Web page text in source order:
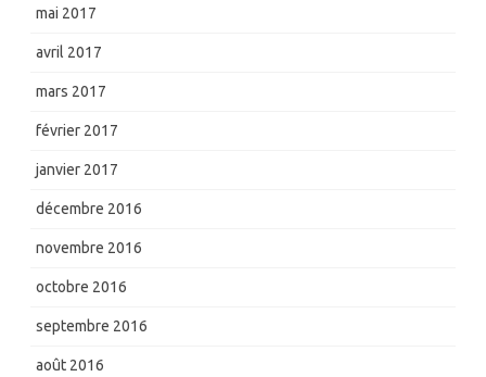
mai 2017
avril 2017
mars 2017
février 2017
janvier 2017
décembre 2016
novembre 2016
octobre 2016
septembre 2016
août 2016